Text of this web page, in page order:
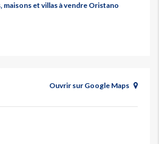
et villas à vendre Oristano
Ouvrir sur Google Maps